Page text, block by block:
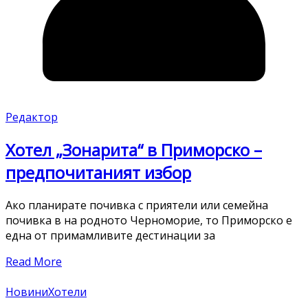
Редактор
Хотел „Зонарита“ в Приморско –
предпочитаният избор
Ако планирате почивка с приятели или семейна
почивка в на родното Черноморие, то Приморско е
една от примамливите дестинации за
Read More
НовиниХотели